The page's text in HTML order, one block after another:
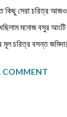
কিছু সেরা চরিত্র
মনোজ বসুর আংটি
চরিত্র বসন্ত
এমনটা যদি
COMMENT